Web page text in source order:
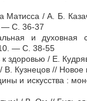
Матисса / А. Б.
С. 36-37
и
— С. 38-55
к здоровью / Е.
/ В. Кузнецов //
и искусства :